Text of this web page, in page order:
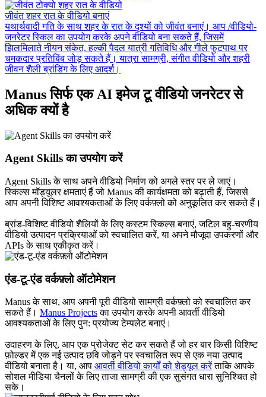
जीवंत शहर रात के वीडियो बनाएं
यथार्थवादी गति के साथ शहर के रात के दृश्यों को जीवंत बनाएं। आप /वीडियो-
जनरेटर स्किल का उपयोग करके अपने वीडियो बना सकते हैं, जिसमें
झिलमिलाते नीयन संकेत, हल्की पैदल यात्री गतिविधि और गीले फुटपाथ पर
चमकदार प्रतिबिंब जोड़ सकते हैं। यात्रा सामग्री, संगीत वीडियो और शहरी
जीवन शैली ब्रांडिंग के लिए आदर्श।
Manus सिर्फ एक AI इमेज टू वीडियो जनरेटर से
अधिक क्यों है
Agent Skills का उपयोग करें
Agent Skills के साथ अपने वीडियो निर्माण को अगले स्तर पर ले जाएं।
स्किल्स मॉड्यूलर क्षमताएं हैं जो Manus की कार्यक्षमता को बढ़ाती हैं, जिससे
आप अपनी विशिष्ट आवश्यकताओं के लिए वर्कफ़्लो को अनुकूलित कर सकते हैं।
ब्रांड-विशिष्ट वीडियो शैलियों के लिए कस्टम स्किल्स बनाएं, जटिल बहु-चरणीय
वीडियो उत्पादन प्रक्रियाओं को स्वचालित करें, या अपने मौजूदा उपकरणों और
APIs के साथ एकीकृत करें।
एंड-टू-एंड वर्कफ़्लो ऑटोमेशन
Manus के साथ, आप अपनी पूरी वीडियो सामग्री वर्कफ़्लो को स्वचालित कर
सकते हैं। Manus Projectsका उपयोग करके अपनी आवर्ती वीडियो
आवश्यकताओं के लिए पुन: प्रयोज्य टेम्पलेट बनाएं।
उदाहरण के लिए, आप एक प्रोजेक्ट सेट कर सकते हैं जो हर बार किसी विशिष्ट
फ़ोल्डर में एक नई उत्पाद छवि जोड़ने पर स्वचालित रूप से एक नया उत्पाद
वीडियो बनाता है। या, आप आवर्ती वीडियो कार्यों को शेड्यूल करेंताकि आपके
सोशल मीडिया चैनलों के लिए ताजा सामग्री की एक सुसंगत धारा सुनिश्चित हो
सके।